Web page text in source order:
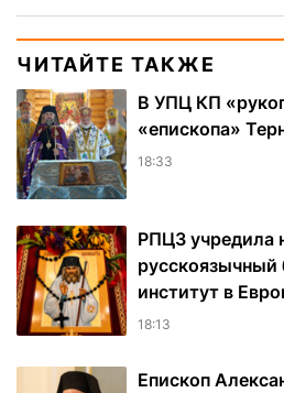
ЧИТАЙТЕ ТАКЖЕ
В УПЦ КП
«епископа»
18:33
РПЦЗ учредила
русскоязычный
институт в
18:13
Епископ